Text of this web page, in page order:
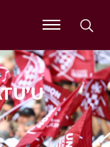
Ouvrir
le
menu